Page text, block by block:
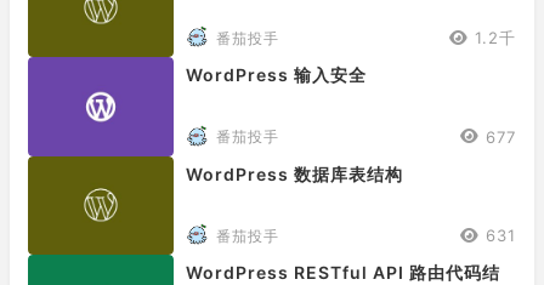
番茄投手 1.2千
WordPress 输入安全
番茄投手 677
WordPress 数据库表结构
番茄投手 631
WordPress RESTful API 路由代码结